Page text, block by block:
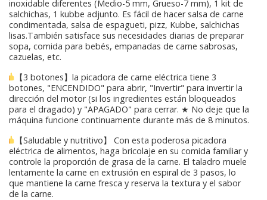
inoxidable diferentes (Medio-5 mm, Grueso-7 mm), 1 kit de
salchichas, 1 kubbe adjunto. Es fácil de hacer salsa de carne
condimentada, salsa de espagueti, pizz, Kubbe, salchichas
lisas.También satisface sus necesidades diarias de preparar
sopa, comida para bebés, empanadas de carne sabrosas,
cazuelas, etc.
【3 botones】la picadora de carne eléctrica tiene 3
botones, "ENCENDIDO" para abrir, "Invertir" para invertir la
dirección del motor (si los ingredientes están bloqueados
para el dragado) y "APAGADO" para cerrar. ★ No deje que la
máquina funcione continuamente durante más de 8 minutos.
【Saludable y nutritivo】 Con esta poderosa picadora
eléctrica de alimentos, haga bricolaje en su comida familiar y
controle la proporción de grasa de la carne. El taladro muele
lentamente la carne en extrusión en espiral de 3 pasos, lo
que mantiene la carne fresca y reserva la textura y el sabor
de la carne.